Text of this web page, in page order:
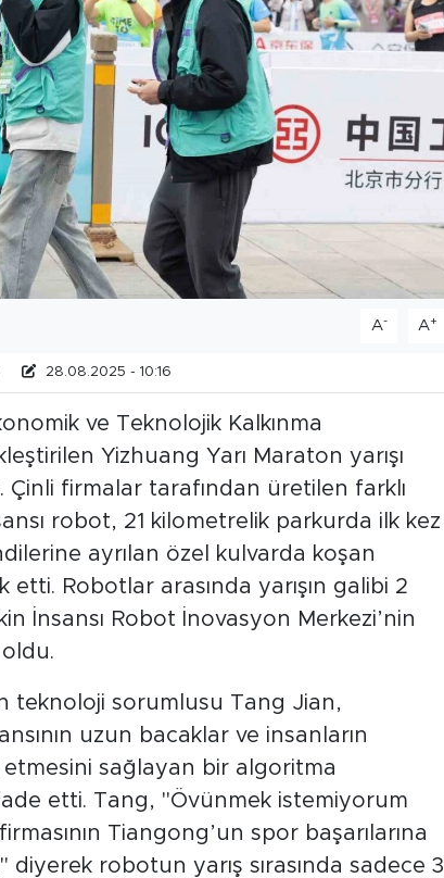
A- A+
28.08.2025 - 10:16
ve Teknolojik Kalkınma
Yizhuang Yarı Maraton yarışı
firmalar tarafından üretilen farklı
robot, 21 kilometrelik parkurda ilk kez
ayrılan özel kulvarda koşan
Robotlar arasında yarışın galibi 2
İnsansı Robot İnovasyon Merkezi’nin
teknoloji sorumlusu Tang Jian,
uzun bacaklar ve insanların
sağlayan bir algoritma
etti. Tang, "Övünmek istemiyorum
Tiangong’un spor başarılarına
robotun yarış sırasında sadece 3